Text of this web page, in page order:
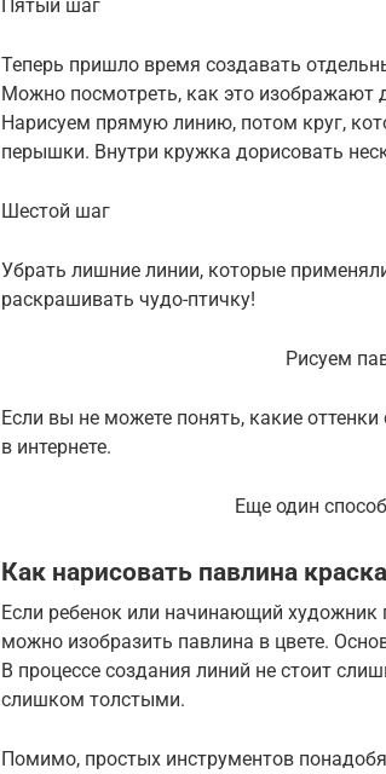
Пятый шаг
Теперь пришло время создавать
Можно посмотреть, как это изображают
Нарисуем прямую линию, потом круг,
перышки. Внутри кружка дорисовать
Шестой шаг
Убрать лишние линии, которые
раскрашивать чудо-птичку!
Рисуем
Если вы не можете понять, какие
в интернете.
Еще один
Как нарисовать павлина
Если ребенок или начинающий художник
можно изобразить павлина в цвете.
В процессе создания линий не стоит
слишком толстыми.
Помимо, простых инструментов